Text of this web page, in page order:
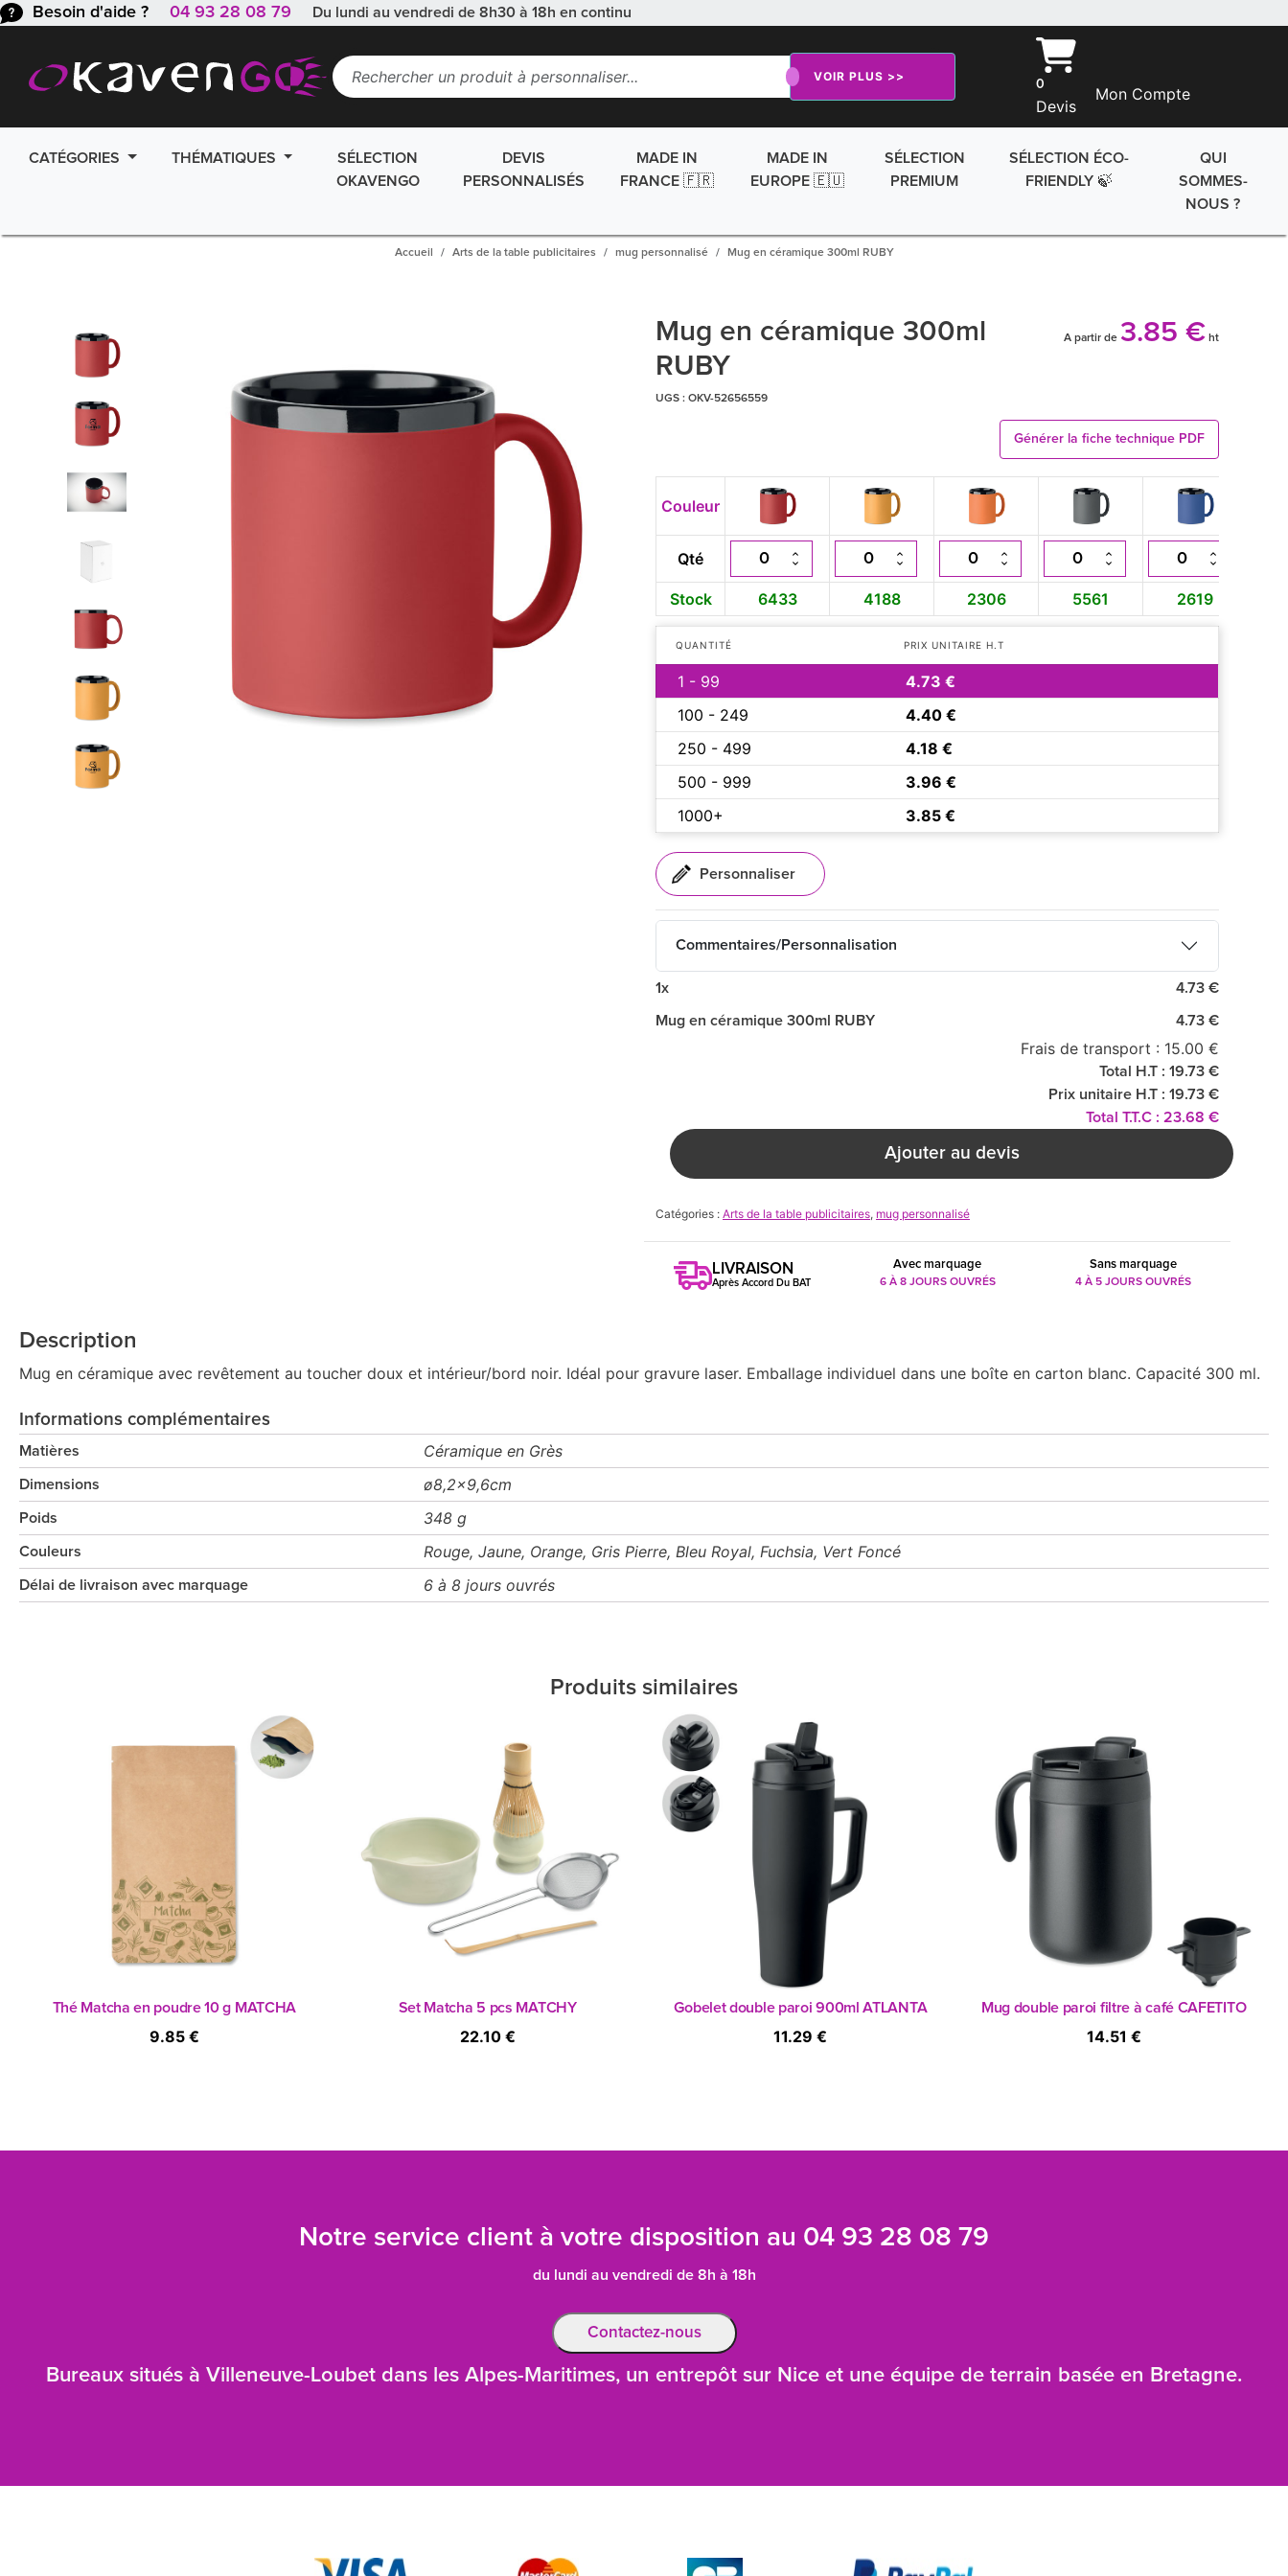
Besoin d'aide ? 04 93 28 08 79 Du lundi au vendredi de 8h30 à 18h en continu
VOIR PLUS >>
0
Devis
Mon Compte
CATÉGORIES THÉMATIQUES
SÉLECTION
OKAVENGO
DEVIS
PERSONNALISÉS
MADE IN
FRANCE 🇫🇷
MADE IN
EUROPE 🇪🇺
SÉLECTION
PREMIUM
SÉLECTION ÉCO-
FRIENDLY 🍃
QUI
SOMMES-
NOUS ?
Accueil Arts de la table publicitaires mug personnalisé Mug en céramique 300ml RUBY
Mug en céramique 300ml
RUBY
A partir de 3.85 € ht
UGS : OKV-52656559
Générer la fiche technique PDF
Couleur
Qté
Stock 6433 4188 2306 5561 2619
QUANTITÉ PRIX UNITAIRE H.T
1 - 99
4.73 €
100 - 249
4.40 €
250 - 499
4.18 €
500 - 999
3.96 €
1000+
3.85 €
Commentaires/Personnalisation
1x 4.73 €
Mug en céramique 300ml RUBY 4.73 €
Frais de transport : 15.00 €
Total H.T : 19.73 €
Prix unitaire H.T : 19.73 €
Total T.T.C : 23.68 €
Ajouter au devis
Catégories : Arts de la table publicitaires, mug personnalisé
LIVRAISON
Après Accord Du BAT
Avec marquage
6 À 8 JOURS OUVRÉS
Sans marquage
4 À 5 JOURS OUVRÉS
Description
Mug en céramique avec revêtement au toucher doux et intérieur/bord noir. Idéal pour gravure laser. Emballage individuel dans une boîte en carton blanc. Capacité 300 ml.
Informations complémentaires
Matières Céramique en Grès
Dimensions ø8,2x9,6cm
Poids 348 g
Couleurs Rouge, Jaune, Orange, Gris Pierre, Bleu Royal, Fuchsia, Vert Foncé
Délai de livraison avec marquage 6 à 8 jours ouvrés
Produits similaires
Thé Matcha en poudre 10 g MATCHA
9.85 €
Set Matcha 5 pcs MATCHY
22.10 €
Gobelet double paroi 900ml ATLANTA
11.29 €
Mug double paroi filtre à café CAFETITO
14.51 €
Notre service client à votre disposition au 04 93 28 08 79
du lundi au vendredi de 8h à 18h
Contactez-nous
Bureaux situés à Villeneuve-Loubet dans les Alpes-Maritimes, un entrepôt sur Nice et une équipe de terrain basée en Bretagne.